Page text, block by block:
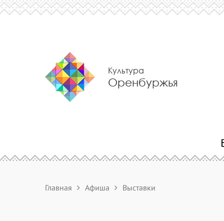
Культура
Оренбуржья
Главная Афиша Выставки